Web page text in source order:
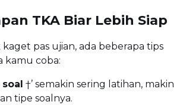
TKA Biar Lebih Siap
pas ujian, ada beberapa tips
kamu coba:
†’ semakin sering latihan, makin
tipe soalnya.